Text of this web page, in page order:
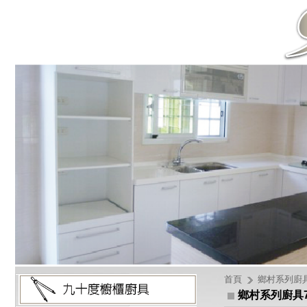
首頁 鄉村系列廚
鄉村系列廚具